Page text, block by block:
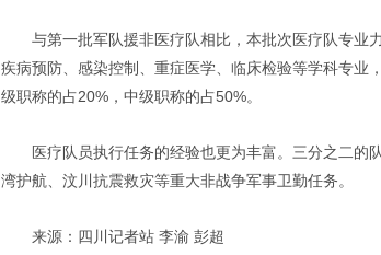
与第一批军队援非医疗队相比，本批次医疗队专业
疾病预防、感染控制、重症医学、临床检验等学科专业
级职称的占20%，中级职称的占50%。
医疗队员执行任务的经验也更为丰富。三分之二的
湾护航、汶川抗震救灾等重大非战争军事卫勤任务。
来源：四川记者站 李渝 彭超